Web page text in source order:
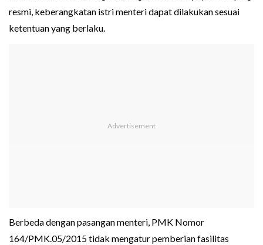
resmi, keberangkatan istri menteri dapat dilakukan sesuai
ketentuan yang berlaku.
Berbeda dengan pasangan menteri, PMK Nomor
164/PMK.05/2015 tidak mengatur pemberian fasilitas